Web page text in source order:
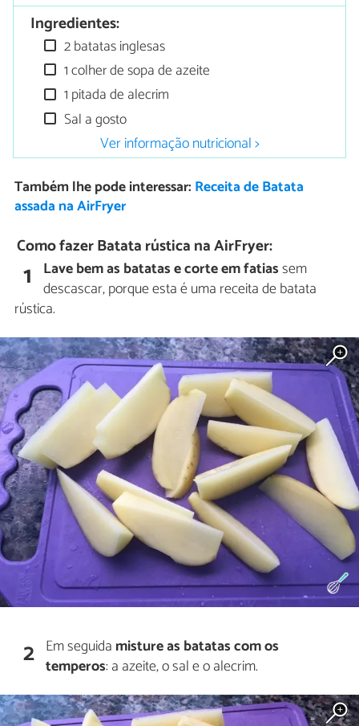
Ingredientes:
2 batatas inglesas
1 colher de sopa de azeite
1 pitada de alecrim
Sal a gosto
Ver informação nutricional >
Também lhe pode interessar: Receita de Batata
assada na AirFryer
Como fazer Batata rústica na AirFryer:
1 Lave bem as batatas e corte em fatiassem
descascar, porque esta é uma receita de batata
rústica.
2 Em seguida misture as batatas com os
temperos: a azeite, o sal e o alecrim.